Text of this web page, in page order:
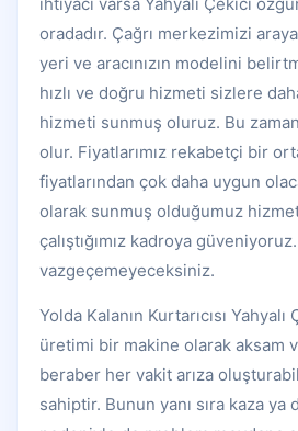
ihtiyacı varsa Yahyalı Çekici
oradadır. Çağrı merkezimizi
yeri ve aracınızın modelini
hızlı ve doğru hizmeti sizlere
hizmeti sunmuş oluruz. Bu
olur. Fiyatlarımız rekabetçi bir
fiyatlarından çok daha uygun
olarak sunmuş olduğumuz
çalıştığımız kadroya
vazgeçemeyeceksiniz.
Yolda Kalanın Kurtarıcısı
üretimi bir makine olarak aksam
beraber her vakit arıza
sahiptir. Bunun yanı sıra kaza ya